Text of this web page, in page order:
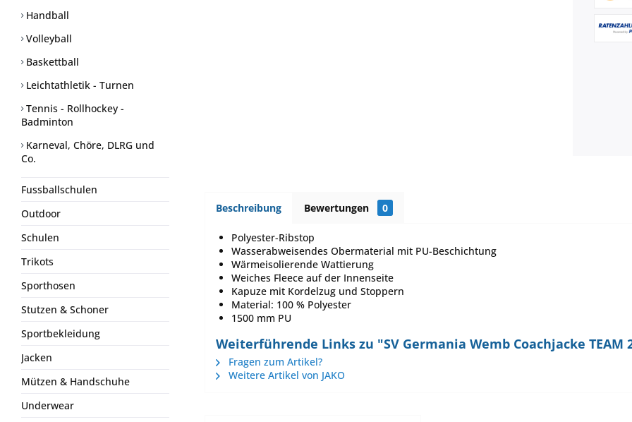
Handball
Volleyball
Baskettball
Leichtathletik - Turnen
Tennis - Rollhockey -
Badminton
Karneval, Chöre, DLRG und
Co.
Fussballschulen
Outdoor
Schulen
Trikots
Sporthosen
Stutzen & Schoner
Sportbekleidung
Jacken
Mützen & Handschuhe
Underwear
Beschreibung Bewertungen 0
Polyester-Ribstop
Wasserabweisendes Obermaterial mit PU-Beschichtung
Wärmeisolierende Wattierung
Weiches Fleece auf der Innenseite
Kapuze mit Kordelzug und Stoppern
Material: 100 % Polyester
1500 mm PU
Weiterführende Links zu "SV Germania Wemb Coachjacke TEAM
Fragen zum Artikel?
Weitere Artikel von JAKO